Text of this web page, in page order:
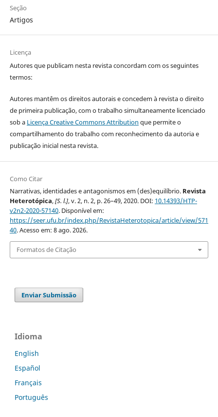
Seção
Artigos
Licença
Autores que publicam nesta revista concordam com os seguintes
termos:
Autores mantêm os direitos autorais e concedem à revista o direito
de primeira publicação, com o trabalho simultaneamente licenciado
sob a Licença Creative Commons Attribution que permite o
compartilhamento do trabalho com reconhecimento da autoria e
publicação inicial nesta revista.
Como Citar
Narrativas, identidades e antagonismos em (des)equilíbrio. Revista
Heterotópica,[S. l.], v. 2, n. 2, p. 26–49, 2020. DOI: 10.14393/HTP-
v2n2-2020-57140. Disponível em:
https://seer.ufu.br/index.php/RevistaHeterotopica/article/view/571
40. Acesso em: 8 ago. 2026.
Formatos de Citação
Enviar Submissão
Idioma
English
Español
Français
Português